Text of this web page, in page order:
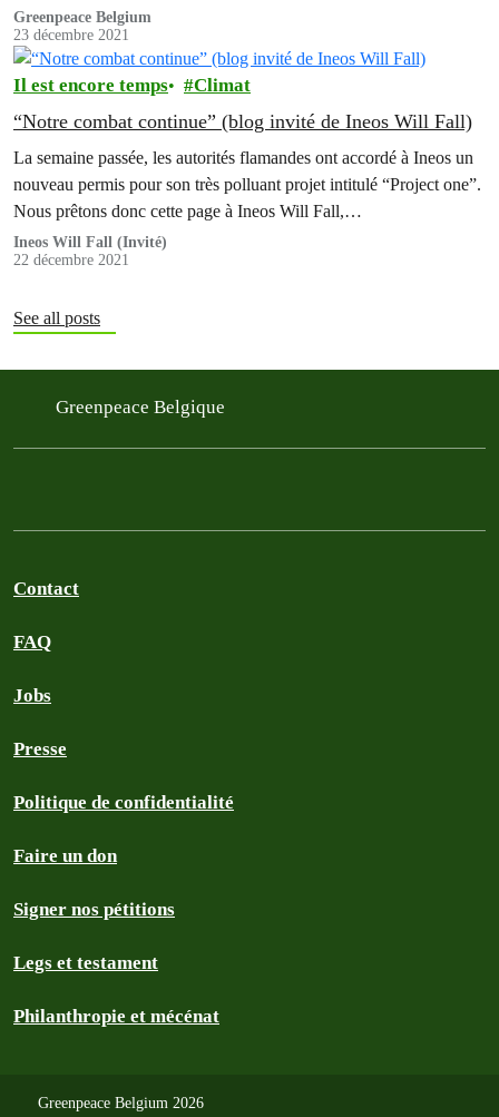
qui en consomment. Grâce à votre aide, cette pétition a déjà
dépassé les 120 000 signatures. En cette fin d’année, revenons sur
quelques actions majeures qui ont…
Greenpeace Belgium
23 décembre 2021
Il est encore temps Climat
“Notre combat continue” (blog invité de Ineos Will Fall)
La semaine passée, les autorités flamandes ont accordé à Ineos un
nouveau permis pour son très polluant projet intitulé “Project one”.
Nous prêtons donc cette page à Ineos Will Fall,…
Ineos Will Fall (Invité)
22 décembre 2021
See all posts
Greenpeace Belgique
Contact
FAQ
Jobs
Presse
Politique de confidentialité
Faire un don
Signer nos pétitions
Legs et testament
Philanthropie et mécénat
Greenpeace Belgium 2026